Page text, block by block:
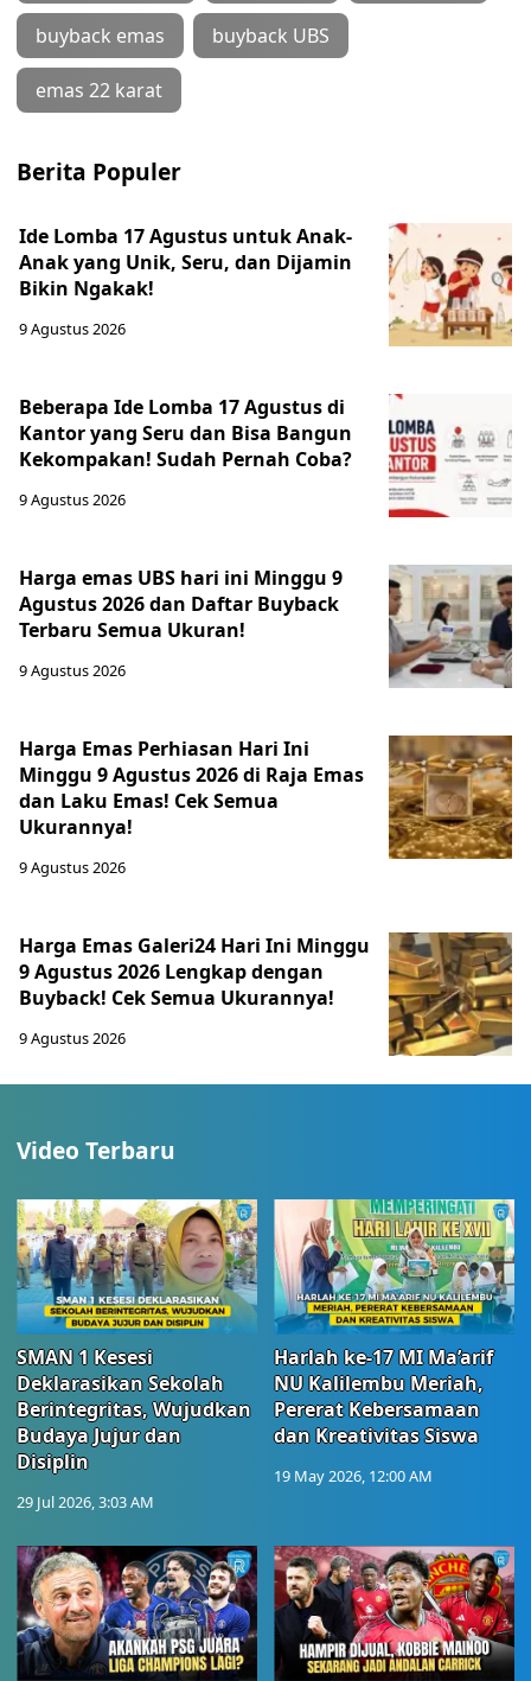
buyback emas buyback UBS
emas 22 karat
Berita Populer
Ide Lomba 17 Agustus untuk Anak-
Anak yang Unik, Seru, dan Dijamin
Bikin Ngakak!
9 Agustus 2026
Beberapa Ide Lomba 17 Agustus di
Kantor yang Seru dan Bisa Bangun
Kekompakan! Sudah Pernah Coba?
9 Agustus 2026
Harga emas UBS hari ini Minggu 9
Agustus 2026 dan Daftar Buyback
Terbaru Semua Ukuran!
9 Agustus 2026
Harga Emas Perhiasan Hari Ini
Minggu 9 Agustus 2026 di Raja Emas
dan Laku Emas! Cek Semua
Ukurannya!
9 Agustus 2026
Harga Emas Galeri24 Hari Ini Minggu
9 Agustus 2026 Lengkap dengan
Buyback! Cek Semua Ukurannya!
9 Agustus 2026
Video Terbaru
SMAN 1 Kesesi
Deklarasikan Sekolah
Berintegritas, Wujudkan
Budaya Jujur dan
Disiplin
29 Jul 2026, 3:03 AM
Harlah ke-17 MI Ma’arif
NU Kalilembu Meriah,
Pererat Kebersamaan
dan Kreativitas Siswa
19 May 2026, 12:00 AM